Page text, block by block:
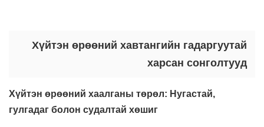
Хүйтэн өрөөний хавтангийн гадаргуутай
харсан сонголтууд
Хүйтэн өрөөний хаалганы төрөл: Нугастай,
гулгадаг болон судалтай хөшиг